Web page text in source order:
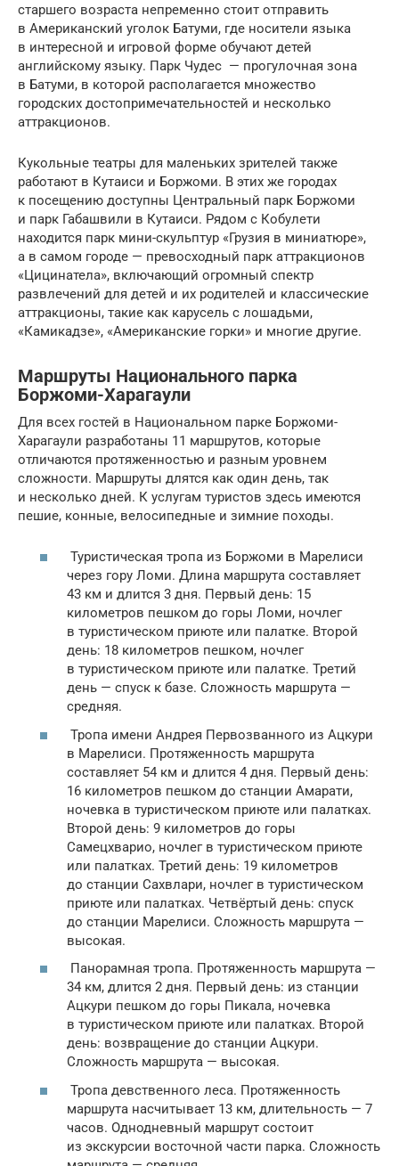
старшего возраста непременно стоит отправить
в Американский уголок Батуми, где носители языка
в интересной и игровой форме обучают детей
английскому языку. Парк Чудес — прогулочная зона
в Батуми, в которой располагается множество
городских достопримечательностей и несколько
аттракционов.
Кукольные театры для маленьких зрителей также
работают в Кутаиси и Боржоми. В этих же городах
к посещению доступны Центральный парк Боржоми
и парк Габашвили в Кутаиси. Рядом с Кобулети
находится парк мини-скульптур «Грузия в миниатюре»,
а в самом городе — превосходный парк аттракционов
«Цицинатела», включающий огромный спектр
развлечений для детей и их родителей и классические
аттракционы, такие как карусель с лошадьми,
«Камикадзе», «Американские горки» и многие другие.
Маршруты Национального парка
Боржоми-Харагаули
Для всех гостей в Национальном парке Боржоми-
Харагаули разработаны 11 маршрутов, которые
отличаются протяженностью и разным уровнем
сложности. Маршруты длятся как один день, так
и несколько дней. К услугам туристов здесь имеются
пешие, конные, велосипедные и зимние походы.
Туристическая тропа из Боржоми в Марелиси
через гору Ломи. Длина маршрута составляет
43 км и длится 3 дня. Первый день: 15
километров пешком до горы Ломи, ночлег
в туристическом приюте или палатке. Второй
день: 18 километров пешком, ночлег
в туристическом приюте или палатке. Третий
день — спуск к базе. Сложность маршрута —
средняя.
Тропа имени Андрея Первозванного из Ацкури
в Марелиси. Протяженность маршрута
составляет 54 км и длится 4 дня. Первый день:
16 километров пешком до станции Амарати,
ночевка в туристическом приюте или палатках.
Второй день: 9 километров до горы
Самецхварио, ночлег в туристическом приюте
или палатках. Третий день: 19 километров
до станции Сахвлари, ночлег в туристическом
приюте или палатках. Четвёртый день: спуск
до станции Марелиси. Сложность маршрута —
высокая.
Панорамная тропа. Протяженность маршрута —
34 км, длится 2 дня. Первый день: из станции
Ацкури пешком до горы Пикала, ночевка
в туристическом приюте или палатках. Второй
день: возвращение до станции Ацкури.
Сложность маршрута — высокая.
Тропа девственного леса. Протяженность
маршрута насчитывает 13 км, длительность — 7
часов. Однодневный маршрут состоит
из экскурсии восточной части парка. Сложность